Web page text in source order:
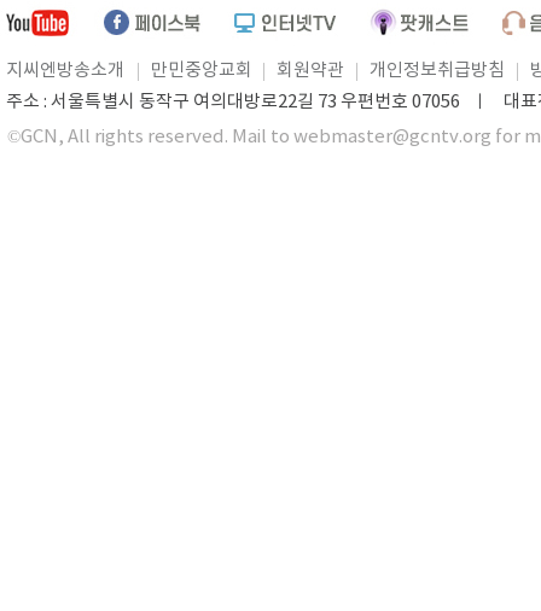
지씨엔방송소개 만민중앙교회 회원약관 개인정보취급방침
주소 : 서울특별시 동작구 여의대방로22길 73 우편번호 07056 ㅣ 대
©GCN, All rights reserved. Mail to webmaster@gcntv.org for